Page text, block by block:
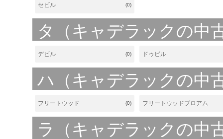
セビル (0)
タ（キャデラックの中
デビル (0) ドゥビル
ハ（キャデラックの中
フリートウッド (0) フリートウッドブロアム
ラ（キャデラックの中